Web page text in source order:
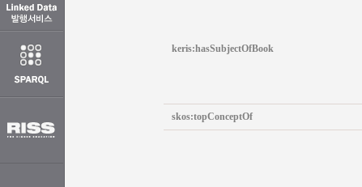
keris:hasSubjectOfBook
skos:topConceptOf